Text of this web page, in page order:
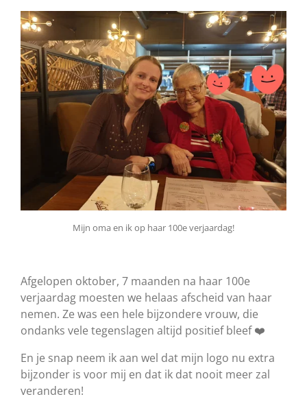
Mijn oma en ik op haar 100e verjaardag!
Afgelopen oktober, 7 maanden na haar 100e
verjaardag moesten we helaas afscheid van haar
nemen. Ze was een hele bijzondere vrouw, die
ondanks vele tegenslagen altijd positief bleef ❤️
En je snap neem ik aan wel dat mijn logo nu extra
bijzonder is voor mij en dat ik dat nooit meer zal
veranderen!